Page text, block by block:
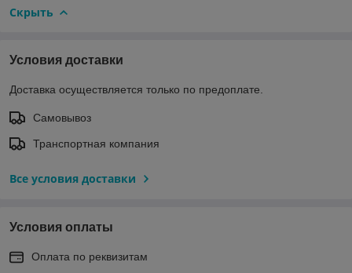
Скрыть
Условия доставки
Доставка осуществляется только по предоплате.
Самовывоз
Транспортная компания
Все условия доставки
Условия оплаты
Оплата по реквизитам